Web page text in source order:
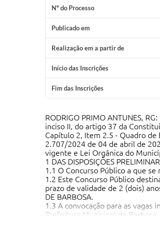
Nº do Processo
Publicado em
Realização em a partir de
Início das Inscrições
Fim das Inscrições
RODRIGO PRIMO ANTUNES,
inciso II, do artigo 37 da
Capítulo 2, Item 2.5 - Quadro de
2.707/2024 de 04 de abril de
vigente e Lei Orgânica do
1 DAS DISPOSIÇÕES
1.1 O Concurso Público a que se
1.2 Este Concurso Público
prazo de validade de 2 (dois)
DE BARBOSA.
1.3 A convocação para as vagas
Prefeitura Municipal de
quando do momento de sua
1.4 Os requisitos e as